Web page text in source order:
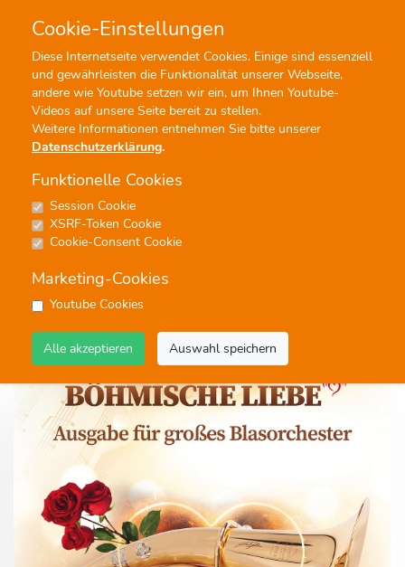
Cookie-Einstellungen
Diese Internetseite verwendet Cookies. Einige sind essenziell
und gewährleisten die Funktionalität unserer Webseite,
andere wie Youtube setzen wir ein, um Ihnen Youtube-
Videos auf unsere Seite bereit zu stellen.
Weitere Informationen entnehmen Sie bitte unserer
Datenschutzerklärung.
Funktionelle Cookies
Session Cookie
XSRF-Token Cookie
Cookie-Consent Cookie
Marketing-Cookies
Youtube Cookies
Alle akzeptieren Auswahl speichern
Menü Profisuche
Noten
Zum Glück gibt's Blasmusik -
Polka-
#Polka #Unterhaltung